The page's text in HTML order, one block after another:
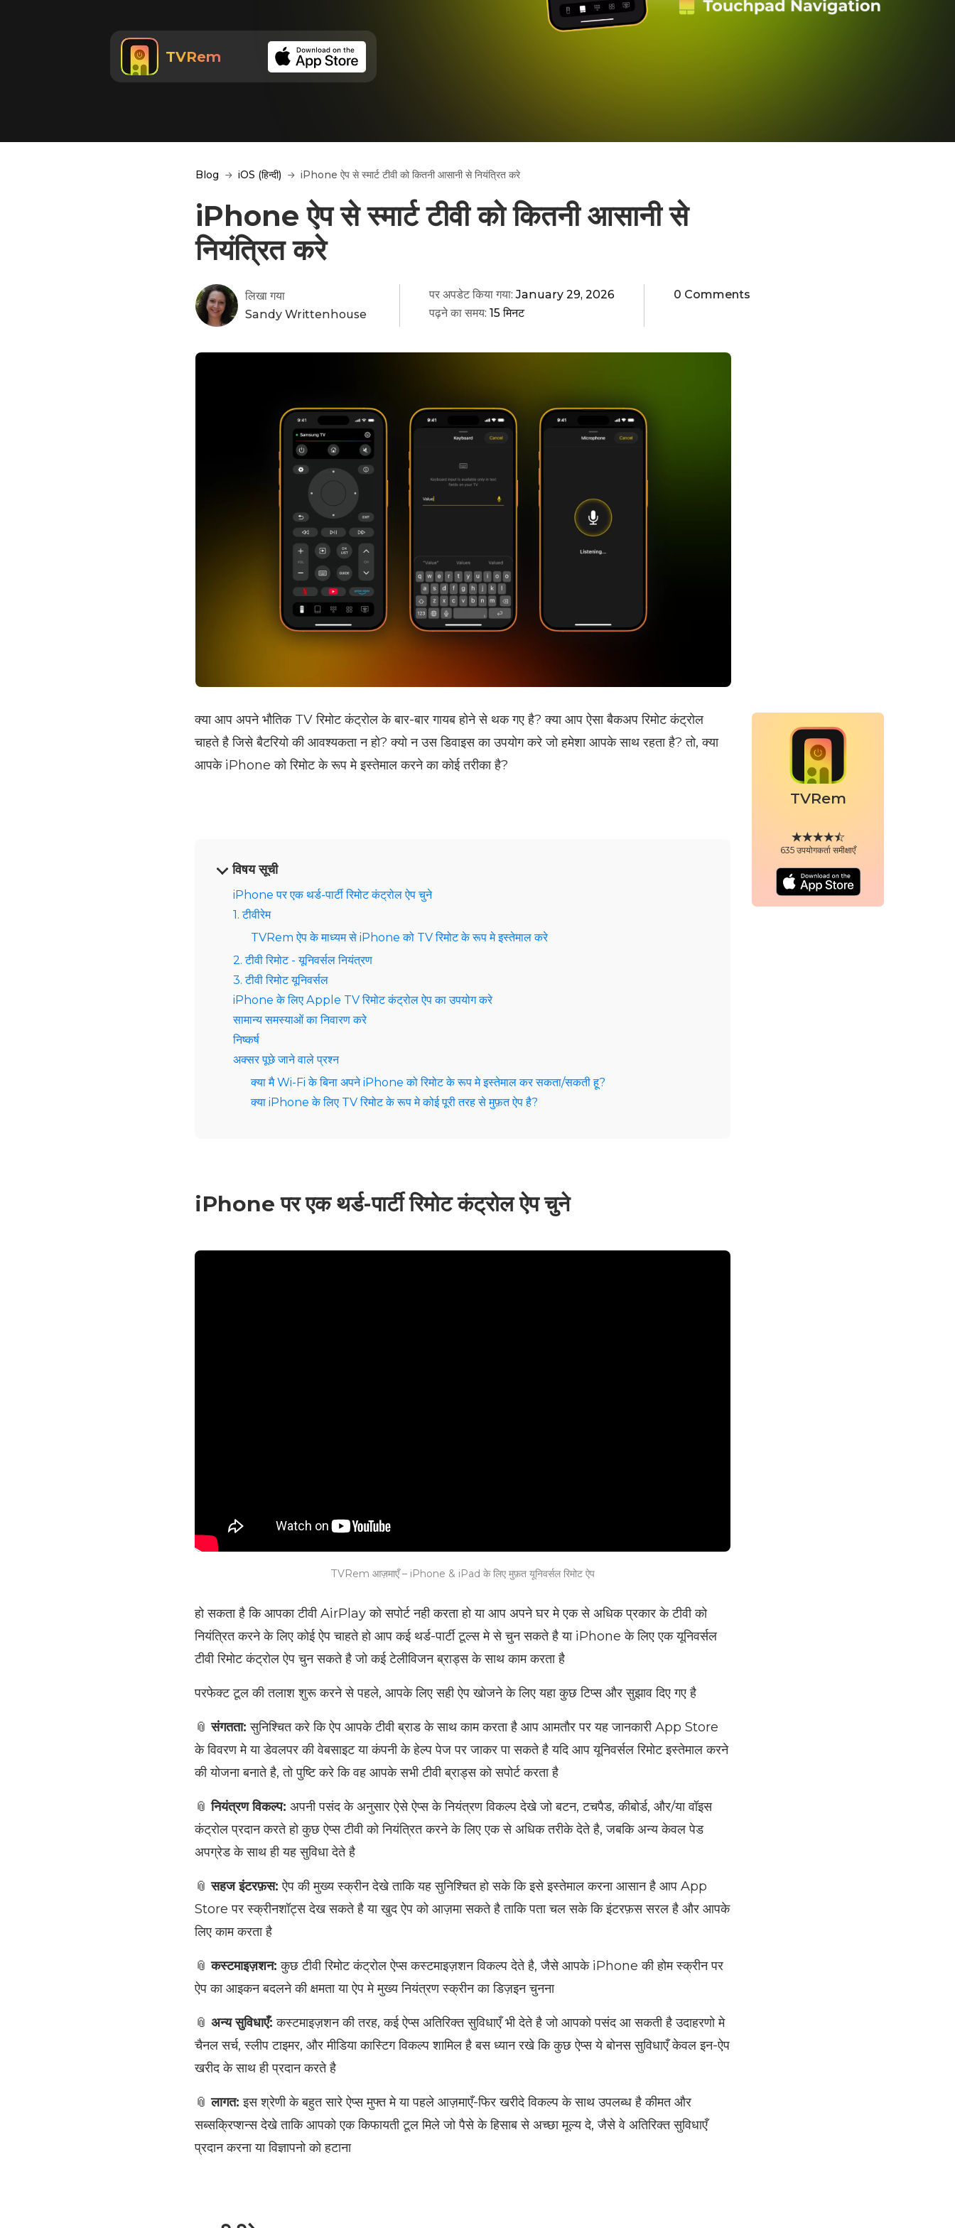
TVRem
Blog iOS (हिन्दी) iPhone ऐप से स्मार्ट टीवी को कितनी आसानी से नियंत्रित करे
iPhone ऐप से स्मार्ट टीवी को कितनी आसानी से
नियंत्रित करे
लिखा गया
Sandy Writtenhouse
पर अपडेट किया गया:January 29, 2026
पढ़ने का समय: 15 मिनट
0 Comments
क्या आप अपने भौतिक TV रिमोट कंट्रोल के बार-बार गायब होने से थक गए है? क्या आप ऐसा बैकअप रिमोट कंट्रोल
चाहते है जिसे बैटरियो की आवश्यकता न हो? क्यो न उस डिवाइस का उपयोग करे जो हमेशा आपके साथ रहता है? तो, क्या
आपके iPhone को रिमोट के रूप मे इस्तेमाल करने का कोई तरीका है?
विषय सूची
iPhone पर एक थर्ड-पार्टी रिमोट कंट्रोल ऐप चुने
1. टीवीरेम
TVRem ऐप के माध्यम से iPhone को TV रिमोट के रूप मे इस्तेमाल करे
2. टीवी रिमोट - यूनिवर्सल नियंत्रण
3. टीवी रिमोट यूनिवर्सल
iPhone के लिए Apple TV रिमोट कंट्रोल ऐप का उपयोग करे
सामान्य समस्याओं का निवारण करे
निष्कर्ष
अक्सर पूछे जाने वाले प्रश्न
क्या मै Wi‑Fi के बिना अपने iPhone को रिमोट के रूप मे इस्तेमाल कर सकता/सकती हू?
क्या iPhone के लिए TV रिमोट के रूप मे कोई पूरी तरह से मुफ़त ऐप है?
iPhone पर एक थर्ड-पार्टी रिमोट कंट्रोल ऐप चुने
TVRem आज़माएँ – iPhone & iPad के लिए मुफ़त यूनिवर्सल रिमोट ऐप
हो सकता है कि आपका टीवी AirPlay को सपोर्ट नही करता हो या आप अपने घर मे एक से अधिक प्रकार के टीवी को
नियंत्रित करने के लिए कोई ऐप चाहते हो आप कई थर्ड-पार्टी टूल्स मे से चुन सकते है या iPhone के लिए एक यूनिवर्सल
टीवी रिमोट कंट्रोल ऐप चुन सकते है जो कई टेलीविजन ब्राड्स के साथ काम करता है
परफेक्ट टूल की तलाश शुरू करने से पहले, आपके लिए सही ऐप खोजने के लिए यहा कुछ टिप्स और सुझाव दिए गए है
📎संगतता: सुनिश्चित करे कि ऐप आपके टीवी ब्राड के साथ काम करता है आप आमतौर पर यह जानकारी App Store
के विवरण मे या डेवलपर की वेबसाइट या कंपनी के हेल्प पेज पर जाकर पा सकते है यदि आप यूनिवर्सल रिमोट इस्तेमाल करने
की योजना बनाते है, तो पुष्टि करे कि वह आपके सभी टीवी ब्राड्स को सपोर्ट करता है
📎नियंत्रण विकल्प: अपनी पसंद के अनुसार ऐसे ऐप्स के नियंत्रण विकल्प देखे जो बटन, टचपैड, कीबोर्ड, और/या वॉइस
कंट्रोल प्रदान करते हो कुछ ऐप्स टीवी को नियंत्रित करने के लिए एक से अधिक तरीके देते है, जबकि अन्य केवल पेड
अपग्रेड के साथ ही यह सुविधा देते है
📎सहज इंटरफ़स: ऐप की मुख्य स्क्रीन देखे ताकि यह सुनिश्चित हो सके कि इसे इस्तेमाल करना आसान है आप App
Store पर स्क्रीनशॉट्स देख सकते है या खुद ऐप को आज़मा सकते है ताकि पता चल सके कि इंटरफ़स सरल है और आपके
लिए काम करता है
📎कस्टमाइज़शन: कुछ टीवी रिमोट कंट्रोल ऐप्स कस्टमाइज़शन विकल्प देते है, जैसे आपके iPhone की होम स्क्रीन पर
ऐप का आइकन बदलने की क्षमता या ऐप मे मुख्य नियंत्रण स्क्रीन का डिज़इन चुनना
📎अन्य सुविधाएँ: कस्टमाइज़शन की तरह, कई ऐप्स अतिरिक्त सुविधाएँ भी देते है जो आपको पसंद आ सकती है उदाहरणो मे
चैनल सर्च, स्लीप टाइमर, और मीडिया कास्टिग विकल्प शामिल है बस ध्यान रखे कि कुछ ऐप्स ये बोनस सुविधाएँ केवल इन-ऐप
खरीद के साथ ही प्रदान करते है
📎लागत: इस श्रेणी के बहुत सारे ऐप्स मुफ्त मे या पहले आज़माएँ-फिर खरीदे विकल्प के साथ उपलब्ध है कीमत और
सब्सक्रिप्शन्स देखे ताकि आपको एक किफायती टूल मिले जो पैसे के हिसाब से अच्छा मूल्य दे, जैसे वे अतिरिक्त सुविधाएँ
प्रदान करना या विज्ञापनो को हटाना
TVRem
635 उपयोगकर्ता समीक्षाएँ